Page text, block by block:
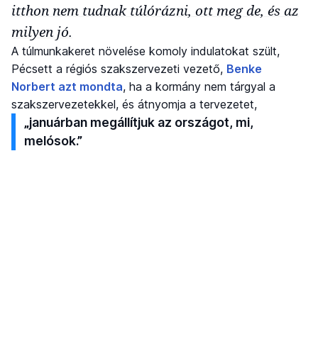
itthon nem tudnak túlórázni, ott meg de, és az
milyen jó.
A túlmunkakeret növelése komoly indulatokat szült,
Pécsett a régiós szakszervezeti vezető, Benke
Norbert azt mondta, ha a kormány nem tárgyal a
szakszervezetekkel, és átnyomja a tervezetet,
„januárban megállítjuk az országot, mi,
melósok.”